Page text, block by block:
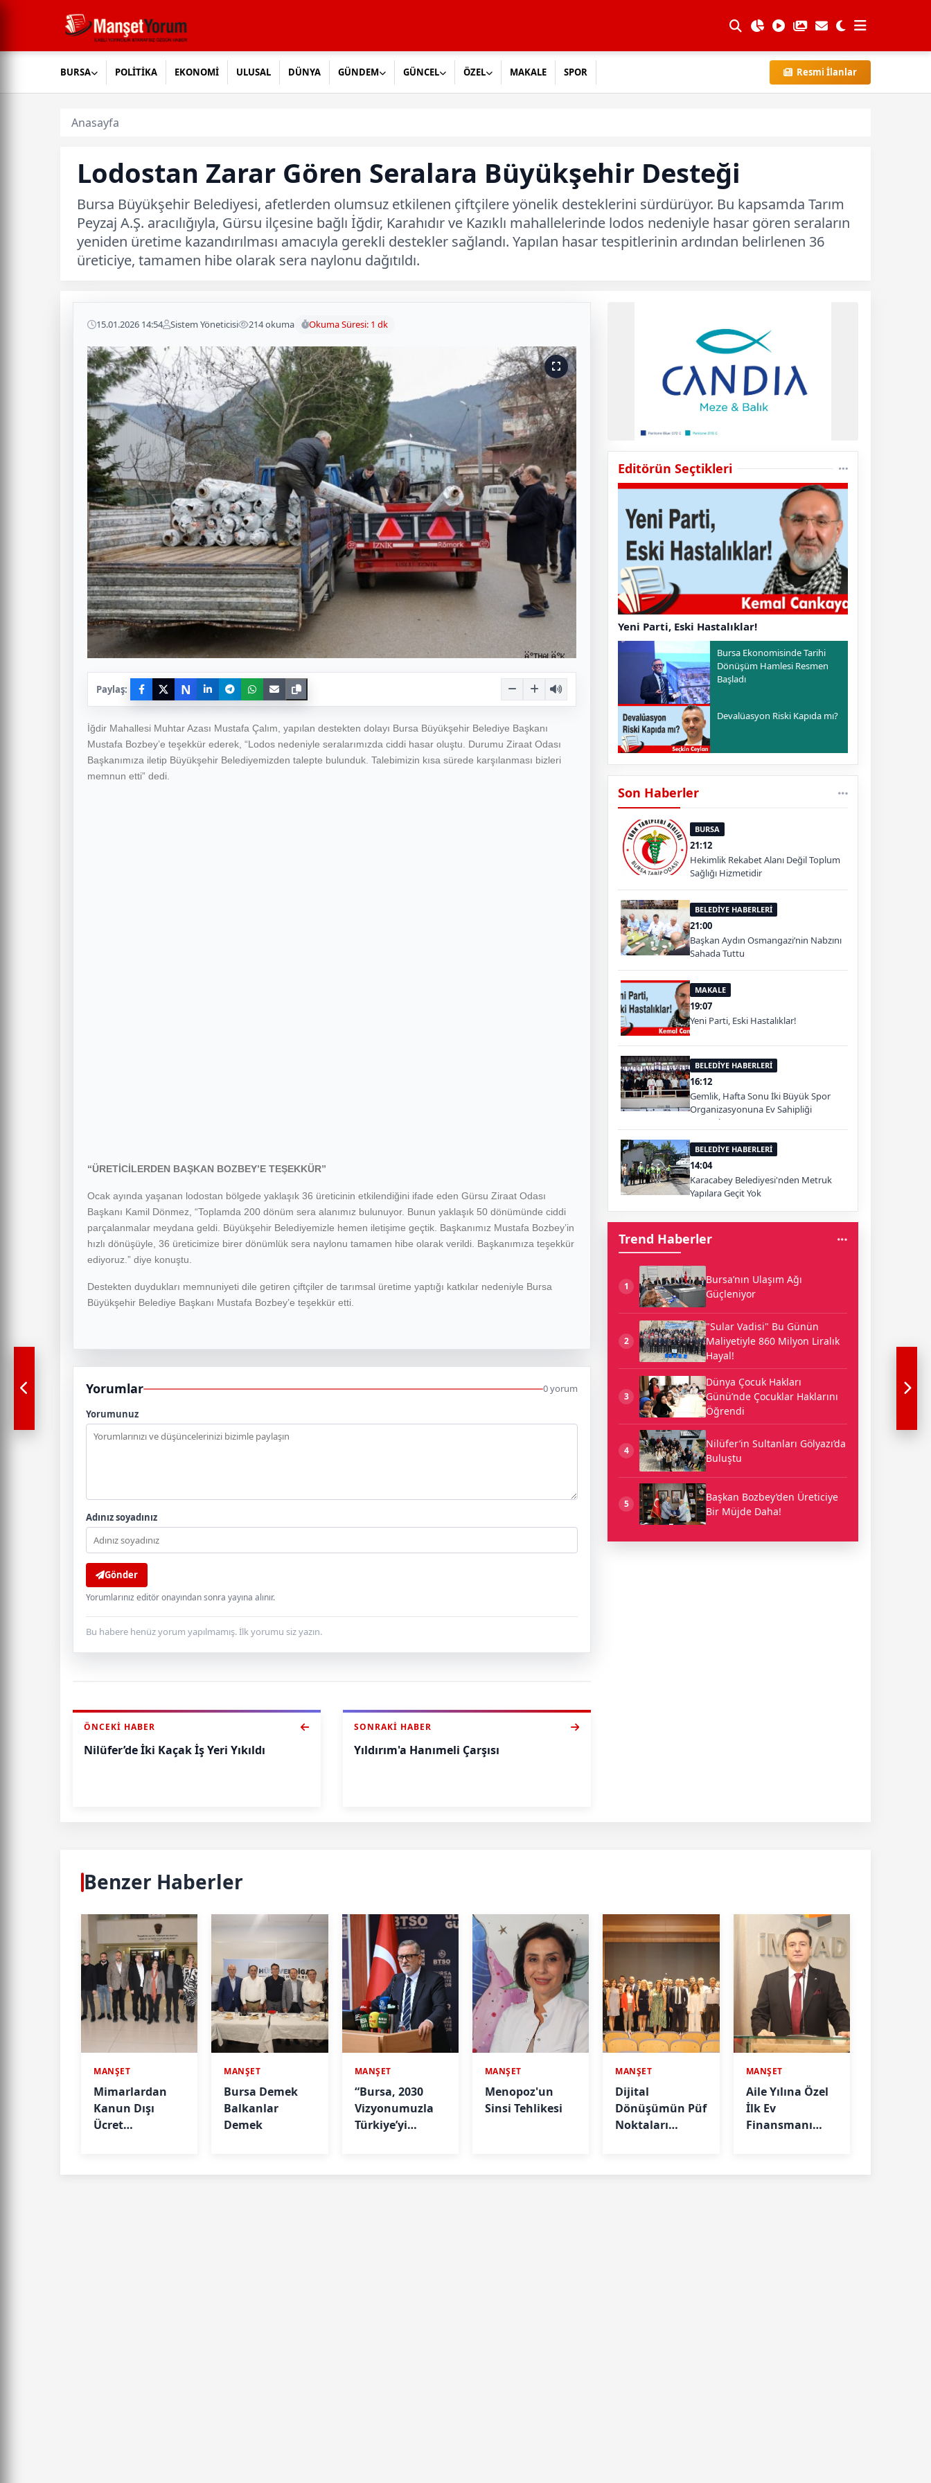
BURSA POLİTİKA EKONOMİ ULUSAL DÜNYA GÜNDEM GÜNCEL ÖZEL MAKALE SPOR Resmi İlanlar
Anasayfa
Lodostan Zarar Gören Seralara Büyükşehir Desteği
Bursa Büyükşehir Belediyesi, afetlerden olumsuz etkilenen çiftçilere yönelik desteklerini sürdürüyor. Bu kapsamda Tarım
Peyzaj A.Ş. aracılığıyla, Gürsu ilçesine bağlı İğdir, Karahıdır ve Kazıklı mahallelerinde lodos nedeniyle hasar gören seraların
yeniden üretime kazandırılması amacıyla gerekli destekler sağlandı. Yapılan hasar tespitlerinin ardından belirlenen 36
üreticiye, tamamen hibe olarak sera naylonu dağıtıldı.
15.01.2026 14:54 Sistem Yöneticisi 214 okuma Okuma Süresi: 1 dk
Paylaş: N
İğdir Mahallesi Muhtar Azası Mustafa Çalım, yapılan destekten dolayı Bursa Büyükşehir Belediye Başkanı
Mustafa Bozbey’e teşekkür ederek, “Lodos nedeniyle seralarımızda ciddi hasar oluştu. Durumu Ziraat Odası
Başkanımıza iletip Büyükşehir Belediyemizden talepte bulunduk. Talebimizin kısa sürede karşılanması bizleri
memnun etti” dedi.
“ÜRETİCİLERDEN BAŞKAN BOZBEY’E TEŞEKKÜR”
Ocak ayında yaşanan lodostan bölgede yaklaşık 36 üreticinin etkilendiğini ifade eden Gürsu Ziraat Odası
Başkanı Kamil Dönmez, “Toplamda 200 dönüm sera alanımız bulunuyor. Bunun yaklaşık 50 dönümünde ciddi
parçalanmalar meydana geldi. Büyükşehir Belediyemizle hemen iletişime geçtik. Başkanımız Mustafa Bozbey’in
hızlı dönüşüyle, 36 üreticimize birer dönümlük sera naylonu tamamen hibe olarak verildi. Başkanımıza teşekkür
ediyoruz.” diye konuştu.
Destekten duydukları memnuniyeti dile getiren çiftçiler de tarımsal üretime yaptığı katkılar nedeniyle Bursa
Büyükşehir Belediye Başkanı Mustafa Bozbey’e teşekkür etti.
Yorumlar 0 yorum
Yorumunuz
Adınız soyadınız
Gönder
Yorumlarınız editör onayından sonra yayına alınır.
Bu habere henüz yorum yapılmamış. İlk yorumu siz yazın.
ÖNCEKI HABER
Nilüfer’de İki Kaçak İş Yeri Yıkıldı
SONRAKI HABER
Yıldırım'a Hanımeli Çarşısı
Editörün Seçtikleri
Yeni Parti, Eski Hastalıklar!
Bursa Ekonomisinde Tarihi
Dönüşüm Hamlesi Resmen
Başladı
Devalüasyon Riski Kapıda mı?
Son Haberler
BURSA
21:12
Hekimlik Rekabet Alanı Değil Toplum
Sağlığı Hizmetidir
BELEDİYE HABERLERİ
21:00
Başkan Aydın Osmangazi’nin Nabzını
Sahada Tuttu
MAKALE
19:07
Yeni Parti, Eski Hastalıklar!
BELEDİYE HABERLERİ
16:12
Gemlik, Hafta Sonu İki Büyük Spor
Organizasyonuna Ev Sahipliği
Yapacak
BELEDİYE HABERLERİ
14:04
Karacabey Belediyesi'nden Metruk
Yapılara Geçit Yok
Trend Haberler
1
Bursa’nın Ulaşım Ağı
Güçleniyor
2
"Sular Vadisi" Bu Günün
Maliyetiyle 860 Milyon Liralık
Hayal!
3
Dünya Çocuk Hakları
Günü’nde Çocuklar Haklarını
Öğrendi
4
Nilüfer’in Sultanları Gölyazı’da
Buluştu
5
Başkan Bozbey’den Üreticiye
Bir Müjde Daha!
Benzer Haberler
MANŞET
Mimarlardan
Kanun Dışı
Ücret
MANŞET
Bursa Demek
Balkanlar
Demek
MANŞET
“Bursa, 2030
Vizyonumuzla
Türkiye’yi
MANŞET
Menopoz'un
Sinsi Tehlikesi
MANŞET
Dijital
Dönüşümün Püf
Noktaları
MANŞET
Aile Yılına Özel
İlk Ev
Finansmanı